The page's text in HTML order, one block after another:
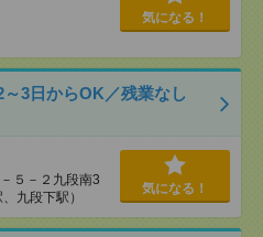
気になる！
3日からOK／残業なし
５－２九段南3
九段下駅）
気になる！